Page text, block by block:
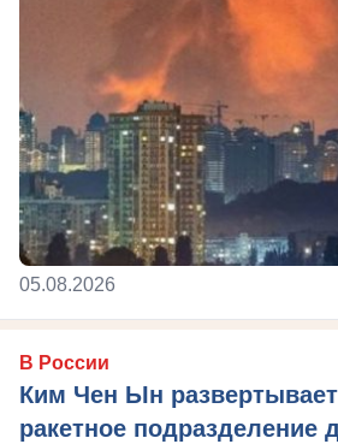
05.08.2026
В России
Ким Чен Ын
ракетное подразделение